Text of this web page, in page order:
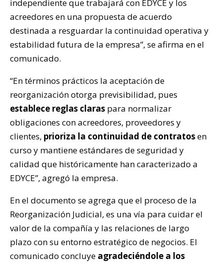
independiente que trabajará con EDYCE y los
acreedores en una propuesta de acuerdo
destinada a resguardar la continuidad operativa y
estabilidad futura de la empresa”, se afirma en el
comunicado.
“En términos prácticos la aceptación de
reorganización otorga previsibilidad, pues
establece reglas claras para normalizar
obligaciones con acreedores, proveedores y
clientes, prioriza la continuidad de contratosen
curso y mantiene estándares de seguridad y
calidad que históricamente han caracterizado a
EDYCE”, agregó la empresa.
En el documento se agrega que el proceso de la
Reorganización Judicial, es una vía para cuidar el
valor de la compañía y las relaciones de largo
plazo con su entorno estratégico de negocios. El
comunicado concluye agradeciéndole a los